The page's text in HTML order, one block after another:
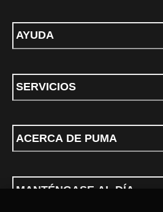
AYUDA
SERVICIOS
ACERCA DE PUMA
MANTÉNGASE AL DÍA